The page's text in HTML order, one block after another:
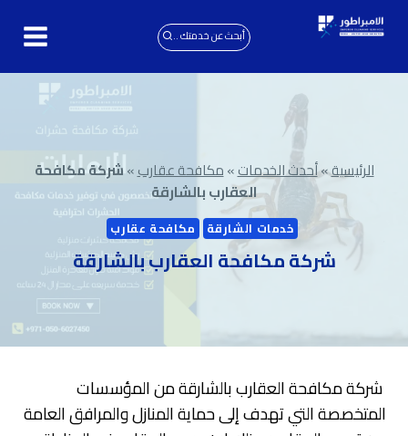
التجاوز
أبحث عن خدمتك ..
الرئيسية»أحدث الخدمات»مكافحة عقارب»شركة مكافحة
العقارب بالشارقة
خدمات الشارقة مكافحة عقارب
شركة مكافحة العقارب بالشارقة
شركة مكافحة العقارب بالشارقة من المؤسسات
المتخصصة التي تهدف إلى حماية المنازل والمرافق العامة